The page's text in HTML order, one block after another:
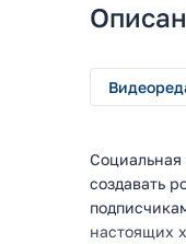
Социальная
создавать
настоящих